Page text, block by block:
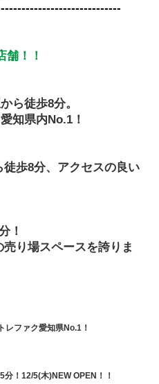
舗！！
ら徒歩8分。
知県内No.1！
！
レファク愛知県No.1！
！12/5(木)NEW OPEN！！